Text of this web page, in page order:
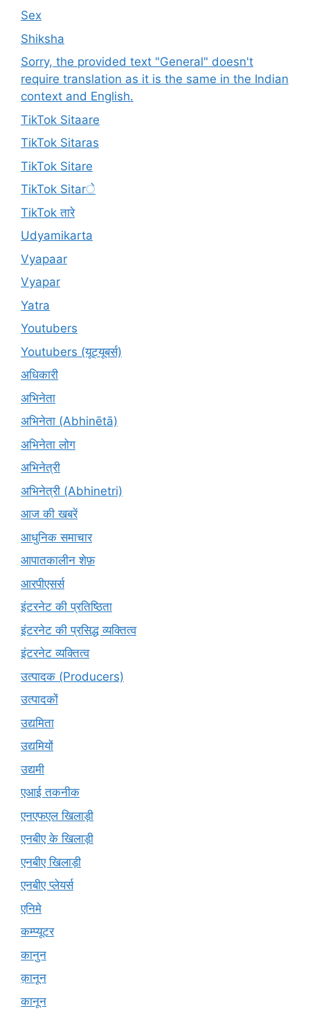
Sex
Shiksha
Sorry, the provided text "General" doesn't
require translation as it is the same in the Indian
context and English.
TikTok Sitaare
TikTok Sitaras
TikTok Sitare
TikTok Sitarे
TikTok तारे
Udyamikarta
Vyapaar
Vyapar
Yatra
Youtubers
Youtubers (यूट्यूबर्स)
अधिकारी
अभिनेता
अभिनेता (Abhinētā)
अभिनेता लोग
अभिनेत्री
अभिनेत्री (Abhinetri)
आज की खबरें
आधुनिक समाचार
आपातकालीन शेफ़
आरपीएसर्स
इंटरनेट की प्रतिष्ठिता
इंटरनेट की प्रसिद्ध व्यक्तित्व
इंटरनेट व्यक्तित्व
उत्पादक (Producers)
उत्पादकों
उद्यमिता
उद्यमियों
उद्यमी
एआई तकनीक
एनएफएल खिलाड़ी
एनबीए के खिलाड़ी
एनबीए खिलाड़ी
एनबीए प्लेयर्स
एनिमे
कम्प्यूटर
कानुन
क़ानून
कानून